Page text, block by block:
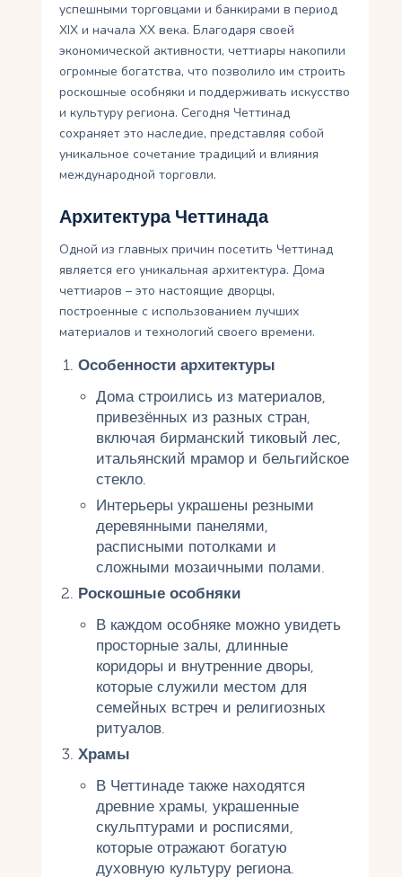
успешными торговцами и банкирами в период
XIX и начала XX века. Благодаря своей
экономической активности, четтиары накопили
огромные богатства, что позволило им строить
роскошные особняки и поддерживать искусство
и культуру региона. Сегодня Четтинад
сохраняет это наследие, представляя собой
уникальное сочетание традиций и влияния
международной торговли.
Архитектура Четтинада
Одной из главных причин посетить Четтинад
является его уникальная архитектура. Дома
четтиаров – это настоящие дворцы,
построенные с использованием лучших
материалов и технологий своего времени.
Особенности архитектуры
Дома строились из материалов,
привезённых из разных стран,
включая бирманский тиковый лес,
итальянский мрамор и бельгийское
стекло.
Интерьеры украшены резными
деревянными панелями,
расписными потолками и
сложными мозаичными полами.
Роскошные особняки
В каждом особняке можно увидеть
просторные залы, длинные
коридоры и внутренние дворы,
которые служили местом для
семейных встреч и религиозных
ритуалов.
Храмы
В Четтинаде также находятся
древние храмы, украшенные
скульптурами и росписями,
которые отражают богатую
духовную культуру региона.